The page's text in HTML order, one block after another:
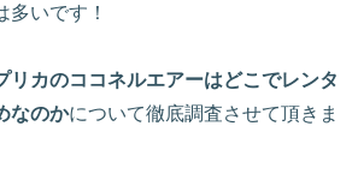
多いです！
リカのココネルエアーはどこでレンタ
なのかについて徹底調査させて頂きま